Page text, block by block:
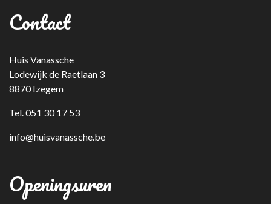
Contact
Huis Vanassche
Lodewijk de Raetlaan 3
8870 Izegem
Tel. 051 30 17 53
info@huisvanassche.be
Openingsuren